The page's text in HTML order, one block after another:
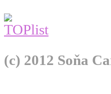
(c) 2012 Soňa